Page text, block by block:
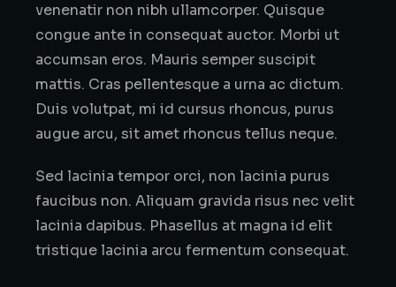
venenatir non nibh ullamcorper. Quisque
congue ante in consequat auctor. Morbi ut
accumsan eros. Mauris semper suscipit
mattis. Cras pellentesque a urna ac dictum.
Duis volutpat, mi id cursus rhoncus, purus
augue arcu, sit amet rhoncus tellus neque.
Sed lacinia tempor orci, non lacinia purus
faucibus non. Aliquam gravida risus nec velit
lacinia dapibus. Phasellus at magna id elit
tristique lacinia arcu fermentum consequat.